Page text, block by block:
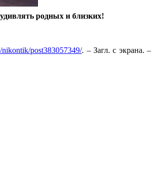
родных и близких!
post383057349/. – Загл. с экрана. –